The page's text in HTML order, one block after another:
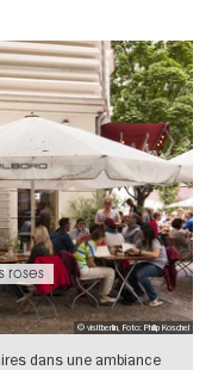
© visitberlin, Foto: Philip Koschel
roses
dans une ambiance